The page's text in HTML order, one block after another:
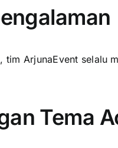
ArjunaEvent selalu
Tema